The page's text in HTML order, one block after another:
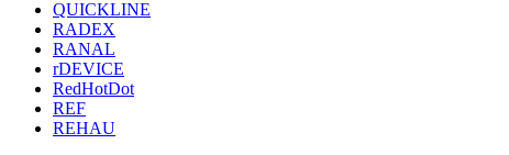
QUICKLINE
RADEX
RANAL
rDEVICE
RedHotDot
REF
REHAU